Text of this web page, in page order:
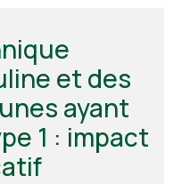
et des
ayant
1 : impact